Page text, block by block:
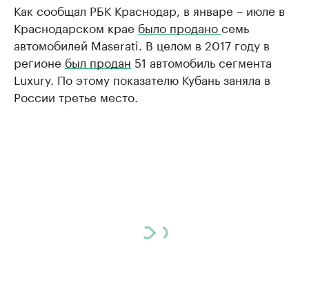
Как сообщал РБК Краснодар, в январе – июле в
Краснодарском крае было проданосемь
автомобилей Maserati. В целом в 2017 году в
регионе был продан 51 автомобиль сегмента
Luxury. По этому показателю Кубань заняла в
России третье место.